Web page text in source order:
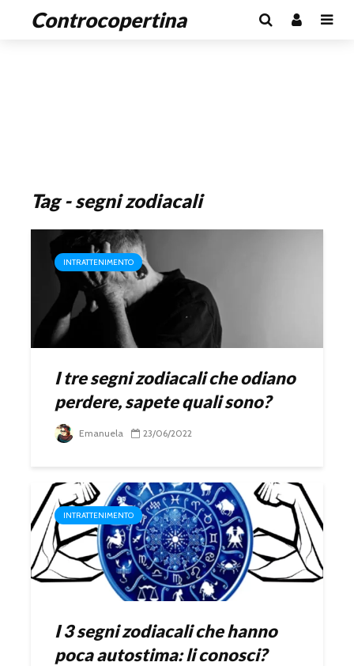
Controcopertina
Tag - segni zodiacali
INTRATTENIMENTO
I tre segni zodiacali che odiano
perdere, sapete quali sono?
Emanuela 23/06/2022
INTRATTENIMENTO
I 3 segni zodiacali che hanno
poca autostima: li conosci?